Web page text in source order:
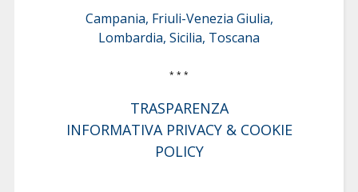
Campania, Friuli-Venezia Giulia,
Lombardia, Sicilia, Toscana
* * *
TRASPARENZA
INFORMATIVA PRIVACY & COOKIE
POLICY